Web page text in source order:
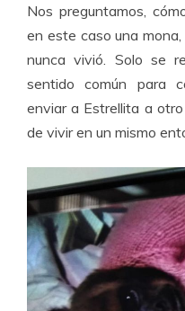
Nos preguntamos,
en este caso una
nunca vivió. Solo se
sentido común para
enviar a Estrellita a
de vivir en un mismo